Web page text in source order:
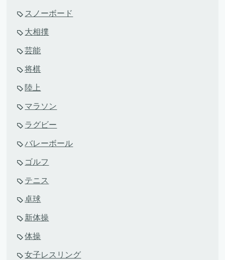
スノーボード
大相撲
芸能
将棋
陸上
マラソン
ラグビー
バレーボール
ゴルフ
テニス
卓球
新体操
体操
女子レスリング